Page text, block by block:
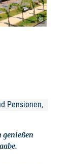
©
Pensionen,
genießen